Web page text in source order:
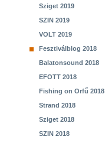
Sziget 2019
SZIN 2019
VOLT 2019
Fesztiválblog 2018
Balatonsound 2018
EFOTT 2018
Fishing on Orfű 2018
Strand 2018
Sziget 2018
SZIN 2018